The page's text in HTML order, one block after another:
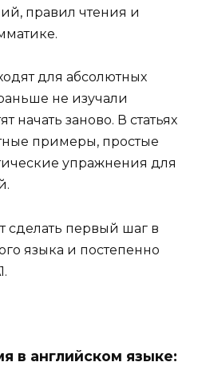
правил чтения и
для абсолютных
не изучали
начать заново. В статьях
примеры, простые
упражнения для
сделать первый шаг в
языка и постепенно
в английском языке: